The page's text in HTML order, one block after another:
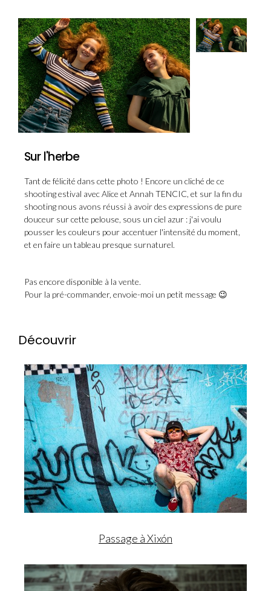
Sur l'herbe
Tant de félicité dans cette photo ! Encore un cliché de ce
shooting estival avec Alice et Annah TENCIC, et sur la fin du
shooting nous avons réussi à avoir des expressions de pure
douceur sur cette pelouse, sous un ciel azur : j'ai voulu
pousser les couleurs pour accentuer l'intensité du moment,
et en faire un tableau presque surnaturel.
Pas encore disponible à la vente.
Pour la pré-commander, envoie-moi un petit message 😉
Découvrir
Passage à Xixón